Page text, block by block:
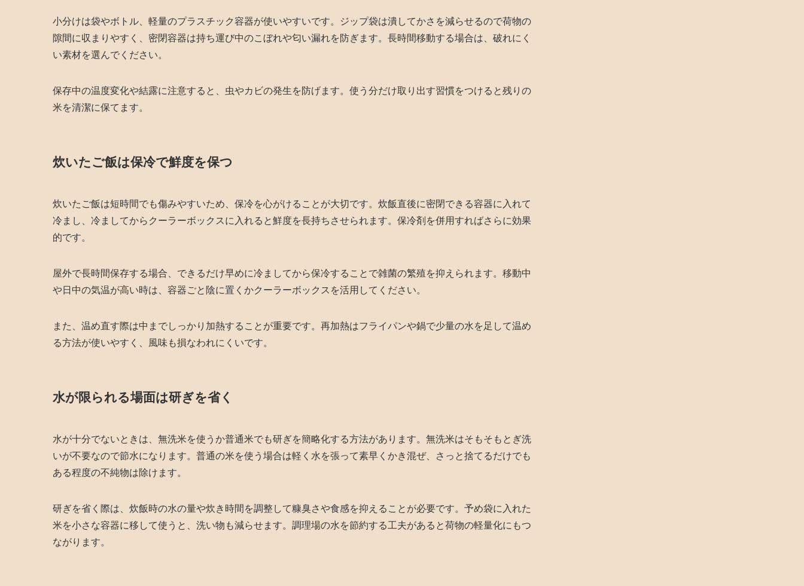
小分けは袋やボトル、軽量のプラスチック容器が使いやすいです。ジップ袋は潰してかさを減らせるので荷物の
隙間に収まりやすく、密閉容器は持ち運び中のこぼれや匂い漏れを防ぎます。長時間移動する場合は、破れにく
い素材を選んでください。
保存中の温度変化や結露に注意すると、虫やカビの発生を防げます。使う分だけ取り出す習慣をつけると残りの
米を清潔に保てます。
炊いたご飯は保冷で鮮度を保つ
炊いたご飯は短時間でも傷みやすいため、保冷を心がけることが大切です。炊飯直後に密閉できる容器に入れて
冷まし、冷ましてからクーラーボックスに入れると鮮度を長持ちさせられます。保冷剤を併用すればさらに効果
的です。
屋外で長時間保存する場合、できるだけ早めに冷ましてから保冷することで雑菌の繁殖を抑えられます。移動中
や日中の気温が高い時は、容器ごと陰に置くかクーラーボックスを活用してください。
また、温め直す際は中までしっかり加熱することが重要です。再加熱はフライパンや鍋で少量の水を足して温め
る方法が使いやすく、風味も損なわれにくいです。
水が限られる場面は研ぎを省く
水が十分でないときは、無洗米を使うか普通米でも研ぎを簡略化する方法があります。無洗米はそもそもとぎ洗
いが不要なので節水になります。普通の米を使う場合は軽く水を張って素早くかき混ぜ、さっと捨てるだけでも
ある程度の不純物は除けます。
研ぎを省く際は、炊飯時の水の量や炊き時間を調整して糠臭さや食感を抑えることが必要です。予め袋に入れた
米を小さな容器に移して使うと、洗い物も減らせます。調理場の水を節約する工夫があると荷物の軽量化にもつ
ながります。